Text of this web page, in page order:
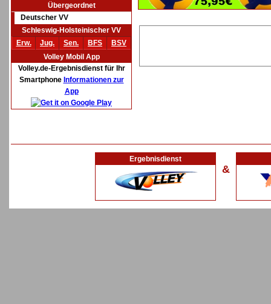
Übergeordnet
Deutscher VV
Schleswig-Holsteinischer VV
Erw.
Jug. Sen. BFS
BSV
Volley Mobil App
Volley.de-Ergebnisdienst für Ihr
Smartphone Informationen zur
App
Ergebnisdienst
&